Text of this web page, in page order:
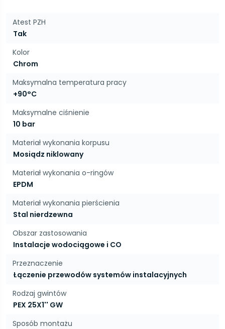
Atest PZH
Tak
Kolor
Chrom
Maksymalna temperatura pracy
+90°C
Maksymalne ciśnienie
10 bar
Materiał wykonania korpusu
Mosiądz niklowany
Materiał wykonania o-ringów
EPDM
Materiał wykonania pierścienia
Stal nierdzewna
Obszar zastosowania
Instalacje wodociągowe i CO
Przeznaczenie
Łączenie przewodów systemów instalacyjnych
Rodzaj gwintów
PEX 25X1'' GW
Sposób montażu